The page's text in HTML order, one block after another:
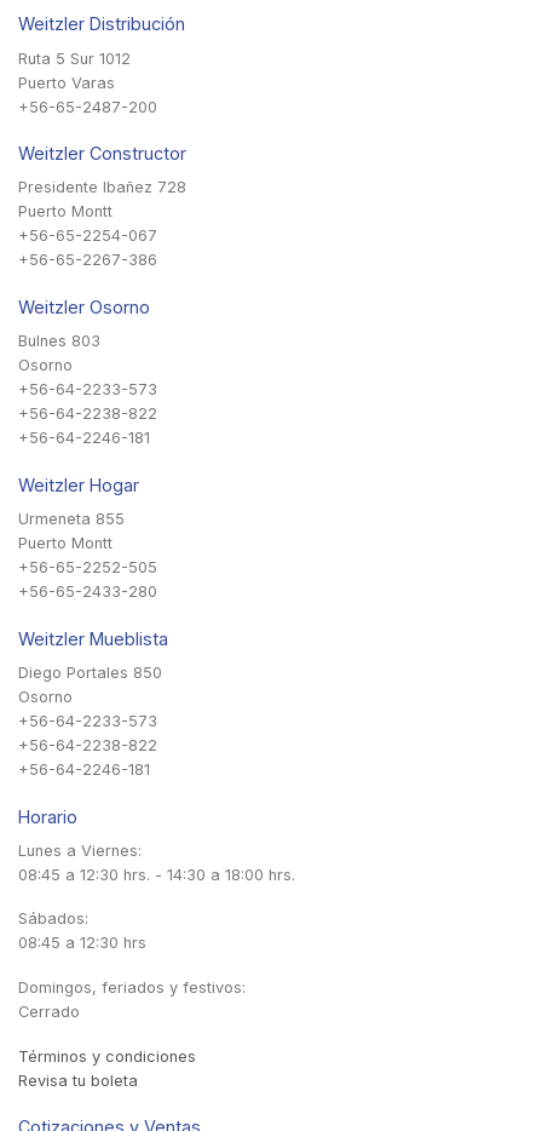
Weitzler Distribución
Ruta 5 Sur 1012
Puerto Varas
+56-65-2487-200
Weitzler Constructor
Presidente Ibañez 728
Puerto Montt
+56-65-2254-067
+56-65-2267-386
Weitzler Osorno
Bulnes 803
Osorno
+56-64-2233-573
+56-64-2238-822
+56-64-2246-181
Weitzler Hogar
Urmeneta 855
Puerto Montt
+56-65-2252-505
+56-65-2433-280
Weitzler Mueblista
Diego Portales 850
Osorno
+56-64-2233-573
+56-64-2238-822
+56-64-2246-181
Horario
Lunes a Viernes:
08:45 a 12:30 hrs. - 14:30 a 18:00 hrs.
Sábados:
08:45 a 12:30 hrs
Domingos, feriados y festivos:
Cerrado
Términos y condiciones
Revisa tu boleta